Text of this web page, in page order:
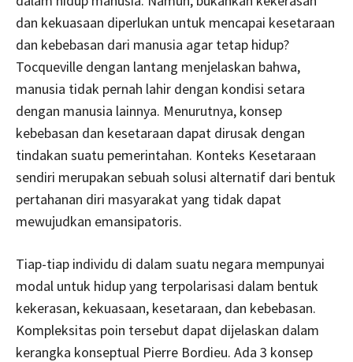
dan kekuasaan diperlukan untuk mencapai kesetaraan
dan kebebasan dari manusia agar tetap hidup?
Tocqueville dengan lantang menjelaskan bahwa,
manusia tidak pernah lahir dengan kondisi setara
dengan manusia lainnya. Menurutnya, konsep
kebebasan dan kesetaraan dapat dirusak dengan
tindakan suatu pemerintahan. Konteks Kesetaraan
sendiri merupakan sebuah solusi alternatif dari bentuk
pertahanan diri masyarakat yang tidak dapat
mewujudkan emansipatoris.
Tiap-tiap individu di dalam suatu negara mempunyai
modal untuk hidup yang terpolarisasi dalam bentuk
kekerasan, kekuasaan, kesetaraan, dan kebebasan.
Kompleksitas poin tersebut dapat dijelaskan dalam
kerangka konseptual Pierre Bordieu. Ada 3 konsep